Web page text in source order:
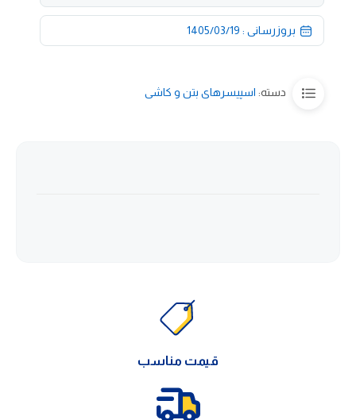
بروزرسانی : 1405/03/19
دسته: اسپیسرهای بتن و کاشی
قیمت مناسب